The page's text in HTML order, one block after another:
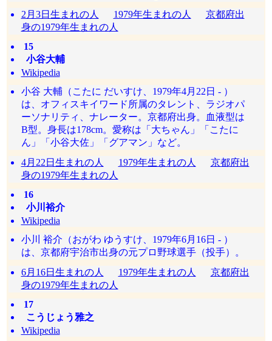
2月3日生まれの人
1979年生まれの人
京都府出
身の1979年生まれの人
15
小谷大輔
Wikipedia
小谷 大輔（こたに だいすけ、1979年4月22日 - ）
は、オフィスキイワード所属のタレント、ラジオパ
ーソナリティ、ナレーター。京都府出身。血液型は
B型。身長は178cm。愛称は「大ちゃん」「こたに
ん」「小谷大佐」「グアマン」など。
4月22日生まれの人
1979年生まれの人
京都府出
身の1979年生まれの人
16
小川裕介
Wikipedia
小川 裕介（おがわ ゆうすけ、1979年6月16日 - ）
は、京都府宇治市出身の元プロ野球選手（投手）。
6月16日生まれの人
1979年生まれの人
京都府出
身の1979年生まれの人
17
こうじょう雅之
Wikipedia